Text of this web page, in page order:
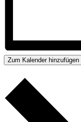
Zum Kalender hinzufügen